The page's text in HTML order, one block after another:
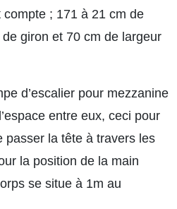
; 171 à 21 cm de
giron et 70 cm de largeur
d’escalier pour mezzanine
entre eux, ceci pour
passer la tête à travers les
la position de la main
se situe à 1m au